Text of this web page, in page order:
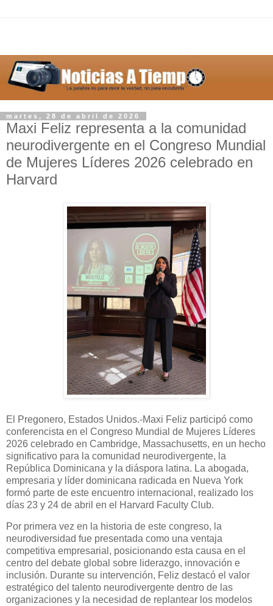
martes, 28 de abril de 2026
Maxi Feliz representa a la comunidad
neurodivergente en el Congreso Mundial
de Mujeres Líderes 2026 celebrado en
Harvard
El Pregonero, Estados Unidos.-Maxi Feliz participó como
conferencista en el Congreso Mundial de Mujeres Líderes
2026 celebrado en Cambridge, Massachusetts, en un hecho
significativo para la comunidad neurodivergente, la
República Dominicana y la diáspora latina. La abogada,
empresaria y líder dominicana radicada en Nueva York
formó parte de este encuentro internacional, realizado los
días 23 y 24 de abril en el Harvard Faculty Club.
Por primera vez en la historia de este congreso, la
neurodiversidad fue presentada como una ventaja
competitiva empresarial, posicionando esta causa en el
centro del debate global sobre liderazgo, innovación e
inclusión. Durante su intervención, Feliz destacó el valor
estratégico del talento neurodivergente dentro de las
organizaciones y la necesidad de replantear los modelos